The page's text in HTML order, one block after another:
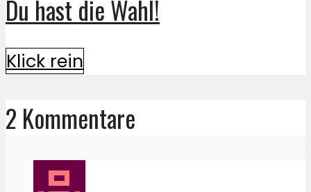
Du hast die Wahl!
Klick rein
2 Kommentare